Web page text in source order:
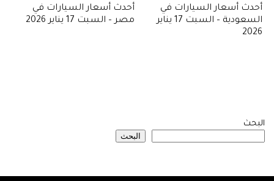
أحدث أسعار السيارات في
السعودية – السبت 17 يناير
2026
أحدث أسعار السيارات في
مصر – السبت 17 يناير 2026
البحث
البحث